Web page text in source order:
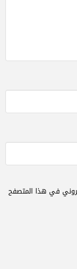
في هذا المتصفح